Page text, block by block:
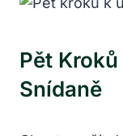
Pět
Snídaně